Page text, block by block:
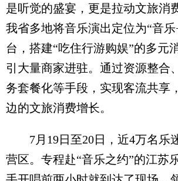
是听觉的盛宴，更是拉动文旅消
我省多地将音乐演出定位为“音
台，搭建“吃住行游购娱”的多元
引大量商家进驻。通过资源整合
务套餐化等手段，实现客流共享
边的文旅消费增长。
7月19日至20日，近4万名乐
营区。专程赴“音乐之约”的江苏